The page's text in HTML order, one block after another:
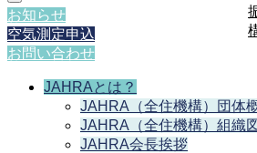
お知らせ
空気測定申込
お問い合わせ
JAHRAとは？
JAHRA（全住機構）団体
JAHRA（全住機構）組織
JAHRA会長挨拶